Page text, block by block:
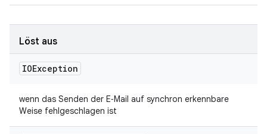
Löst aus
IOException
wenn das Senden der E‑Mail auf synchron erkennbare
Weise fehlgeschlagen ist